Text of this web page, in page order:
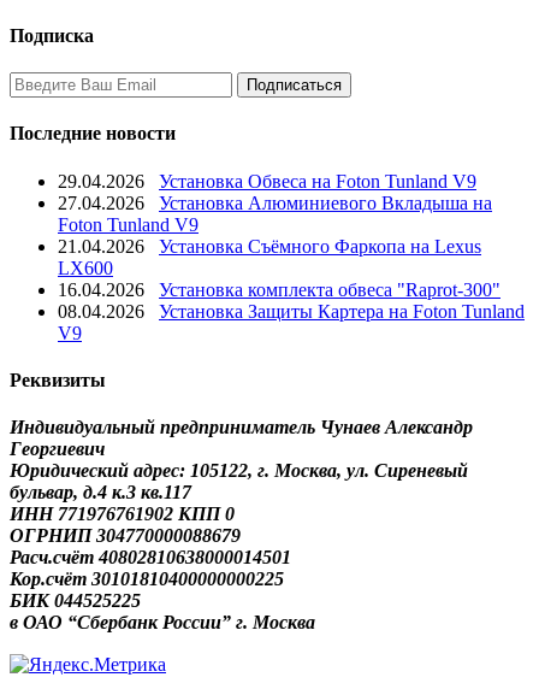
Подписка
Последние новости
29.04.2026
Установка Обвеса на Foton Tunland V9
27.04.2026
Установка Алюминиевого Вкладыша на
Foton Tunland V9
21.04.2026
Установка Съёмного Фаркопа на Lexus
LX600
16.04.2026
Установка комплекта обвеса "Raprot-300"
08.04.2026
Установка Защиты Картера на Foton Tunland
V9
Реквизиты
Индивидуальный предприниматель Чунаев Александр
Георгиевич
Юридический адрес: 105122, г. Москва, ул. Сиреневый
бульвар, д.4 к.3 кв.117
ИНН 771976761902 КПП 0
ОГРНИП 304770000088679
Расч.счёт 40802810638000014501
Кор.счёт 30101810400000000225
БИК 044525225
в ОАО “Сбербанк России” г. Москва